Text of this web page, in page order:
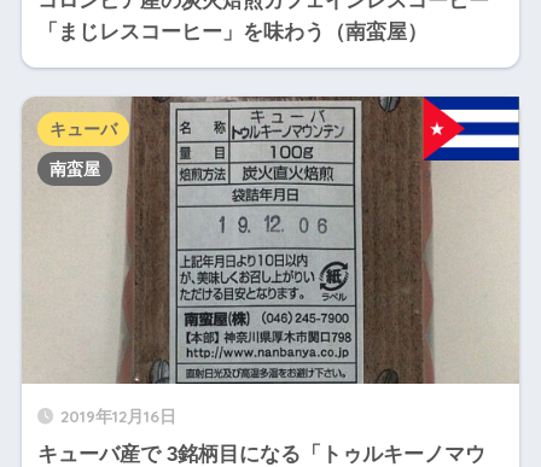
「まじレスコーヒー」を味わう（南蛮屋）
2019年12月16日
キューバ産で 3銘柄目になる「トゥルキーノマウ
キューバ
南蛮屋